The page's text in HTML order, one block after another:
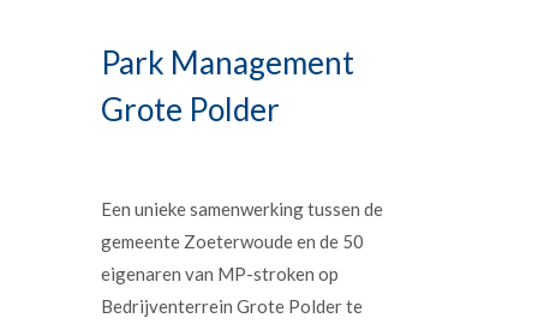
Park Management
Grote Polder
Een unieke samenwerking tussen de
gemeente Zoeterwoude en de 50
eigenaren van MP-stroken op
Bedrijventerrein Grote Polder te